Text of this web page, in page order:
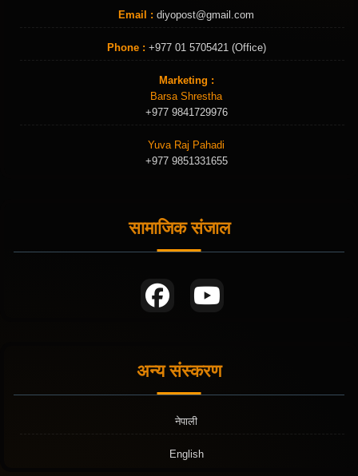
Email : diyopost@gmail.com
Phone : +977 01 5705421 (Office)
Marketing :
Barsa Shrestha
+977 9841729976
Yuva Raj Pahadi
+977 9851331655
सामाजिक संजाल
अन्य संस्करण
नेपाली
English